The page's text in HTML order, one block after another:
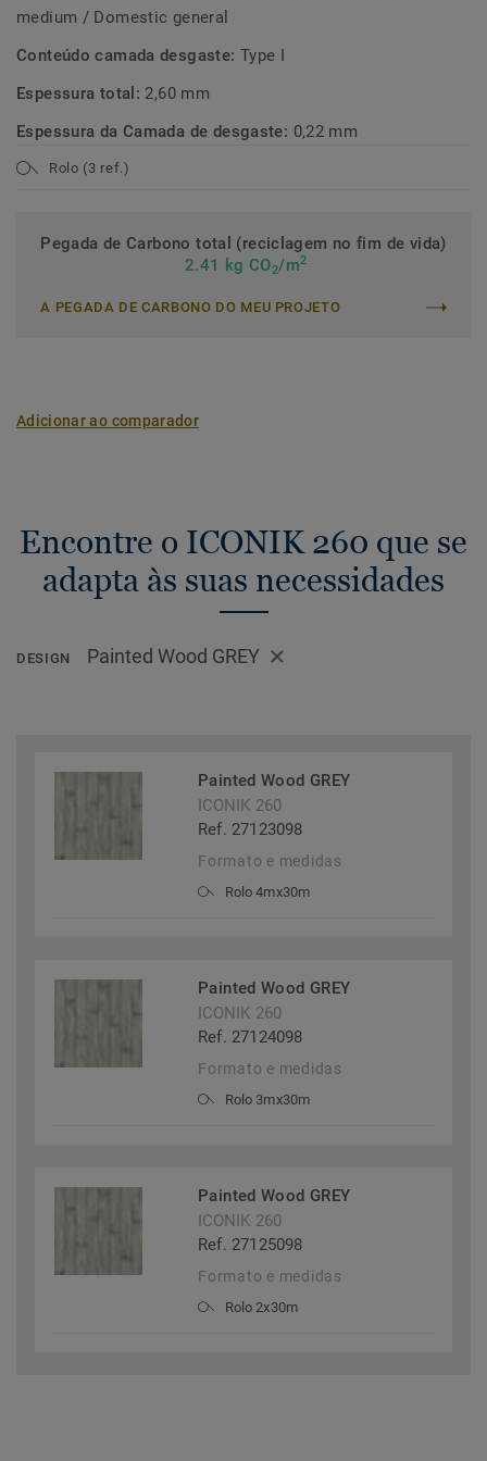
medium / Domestic general
Conteúdo camada desgaste: Type I
Espessura total: 2,60 mm
Espessura da Camada de desgaste: 0,22 mm
Rolo (3 ref.)
Pegada de Carbono total (reciclagem no fim de vida)
2.41 kg CO2/m2
A PEGADA DE CARBONO DO MEU PROJETO
Adicionar ao comparador
Encontre o ICONIK 260 que se
adapta às suas necessidades
DESIGN Painted Wood GREY
Painted Wood GREY
ICONIK 260
Ref. 27123098
Formato e medidas
Rolo 4mx30m
Painted Wood GREY
ICONIK 260
Ref. 27124098
Formato e medidas
Rolo 3mx30m
Painted Wood GREY
ICONIK 260
Ref. 27125098
Formato e medidas
Rolo 2x30m